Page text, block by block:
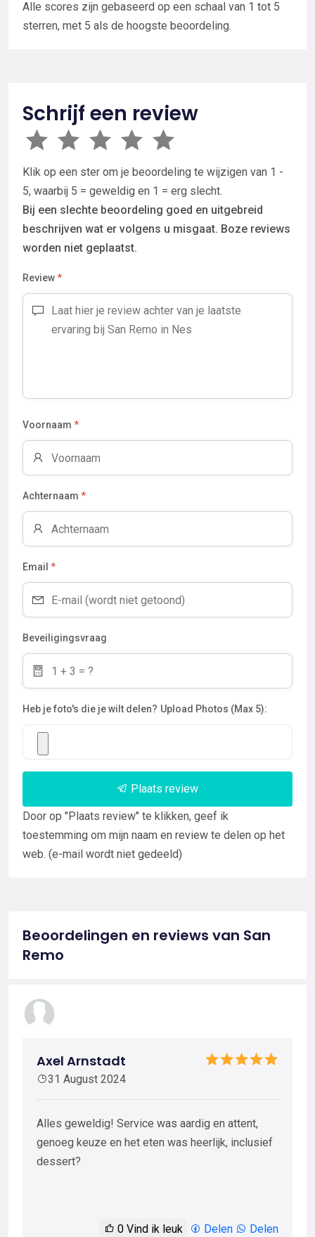
Alle scores zijn gebaseerd op een schaal van 1 tot 5
sterren, met 5 als de hoogste beoordeling.
Schrijf een review
Klik op een ster om je beoordeling te wijzigen van 1 -
5, waarbij 5 = geweldig en 1 = erg slecht.
Bij een slechte beoordeling goed en uitgebreid
beschrijven wat er volgens u misgaat. Boze reviews
worden niet geplaatst.
Review*
Voornaam *
Achternaam *
Email *
Beveiligingsvraag
Heb je foto's die je wilt delen? Upload Photos (Max 5):
Plaats review
Door op "Plaats review" te klikken, geef ik
toestemming om mijn naam en review te delen op het
web. (e-mail wordt niet gedeeld)
Beoordelingen en reviews van San
Remo
Axel Arnstadt
31 August 2024
Alles geweldig! Service was aardig en attent,
genoeg keuze en het eten was heerlijk, inclusief
dessert?
0 Vind ik leuk Delen Delen